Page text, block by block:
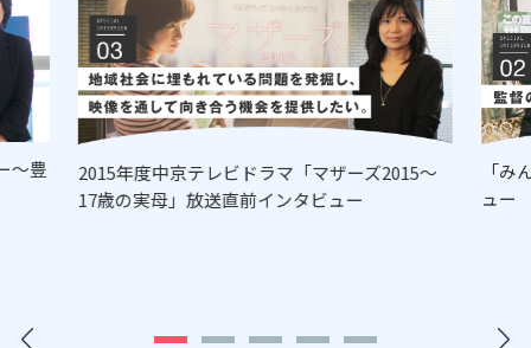
～豊
2015年度中京テレビドラマ「マザーズ2015～
17歳の実母」放送直前インタビュー
「
ュー